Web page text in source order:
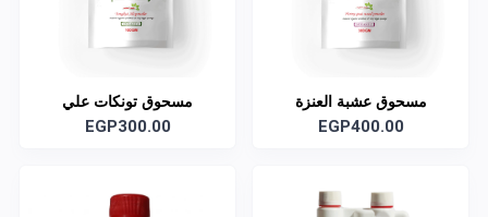
مسحوق عشبة العنزة
EGP400.00
مسحوق تونكات علي
EGP300.00